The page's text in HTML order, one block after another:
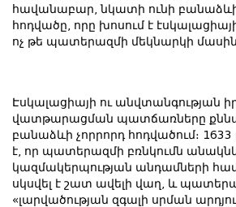
հավանաբար, նկատի ունի բանաձևի
հոդվածը, որը խոսում է
ոչ թե պատերազմի մեկնարկի
Էսկալացիայի ու անվտանգության
վատթարացման պատճառները
բանաձևի չորրորդ հոդվածում։
է, որ պատերազմի բռնկումն
կազմակերպության անդամների
սկսվել է շատ ավելի վաղ, և
«լարվածության զգալի սրման